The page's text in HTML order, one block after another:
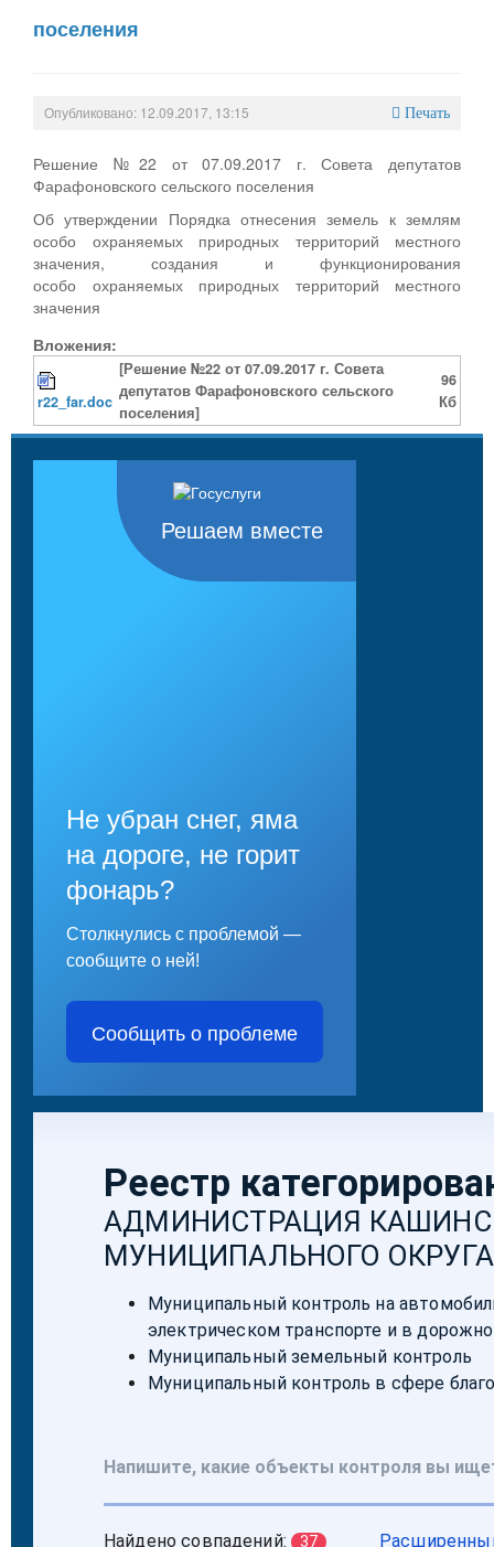
поселения
Опубликовано: 12.09.2017, 13:15 Печать
Решение №22 от 07.09.2017 г. Совета депутатов
Фарафоновского сельского поселения
Об утверждении Порядка отнесения земель к землям
особо охраняемых природных территорий местного
значения, создания и функционирования
особо охраняемых природных территорий местного
значения
Вложения:
r22_far.doc
[Решение №22 от 07.09.2017 г. Совета
депутатов Фарафоновского сельского
поселения]
96
Кб
Решаем вместе
Не убран снег, яма
на дороге, не горит
фонарь?
Столкнулись с проблемой —
сообщите о ней!
Сообщить о проблеме